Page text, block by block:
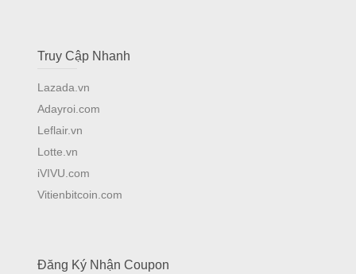
Truy Cập Nhanh
Lazada.vn
Adayroi.com
Leflair.vn
Lotte.vn
iVIVU.com
Vitienbitcoin.com
Đăng Ký Nhận Coupon